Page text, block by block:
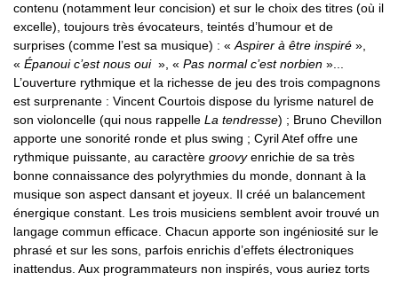
contenu (notamment leur concision) et sur le choix des titres (où il
excelle), toujours très évocateurs, teintés d’humour et de
surprises (comme l’est sa musique) : «Aspirer à être inspiré »,
« Épanoui c’est nous oui », « Pas normal c’est norbien »...
L’ouverture rythmique et la richesse de jeu des trois compagnons
est surprenante : Vincent Courtois dispose du lyrisme naturel de
son violoncelle (qui nous rappelle La tendresse) ; Bruno Chevillon
apporte une sonorité ronde et plus swing ; Cyril Atef offre une
rythmique puissante, au caractère groovyenrichie de sa très
bonne connaissance des polyrythmies du monde, donnant à la
musique son aspect dansant et joyeux. Il créé un balancement
énergique constant. Les trois musiciens semblent avoir trouvé un
langage commun efficace. Chacun apporte son ingéniosité sur le
phrasé et sur les sons, parfois enrichis d’effets électroniques
inattendus. Aux programmateurs non inspirés, vous auriez torts